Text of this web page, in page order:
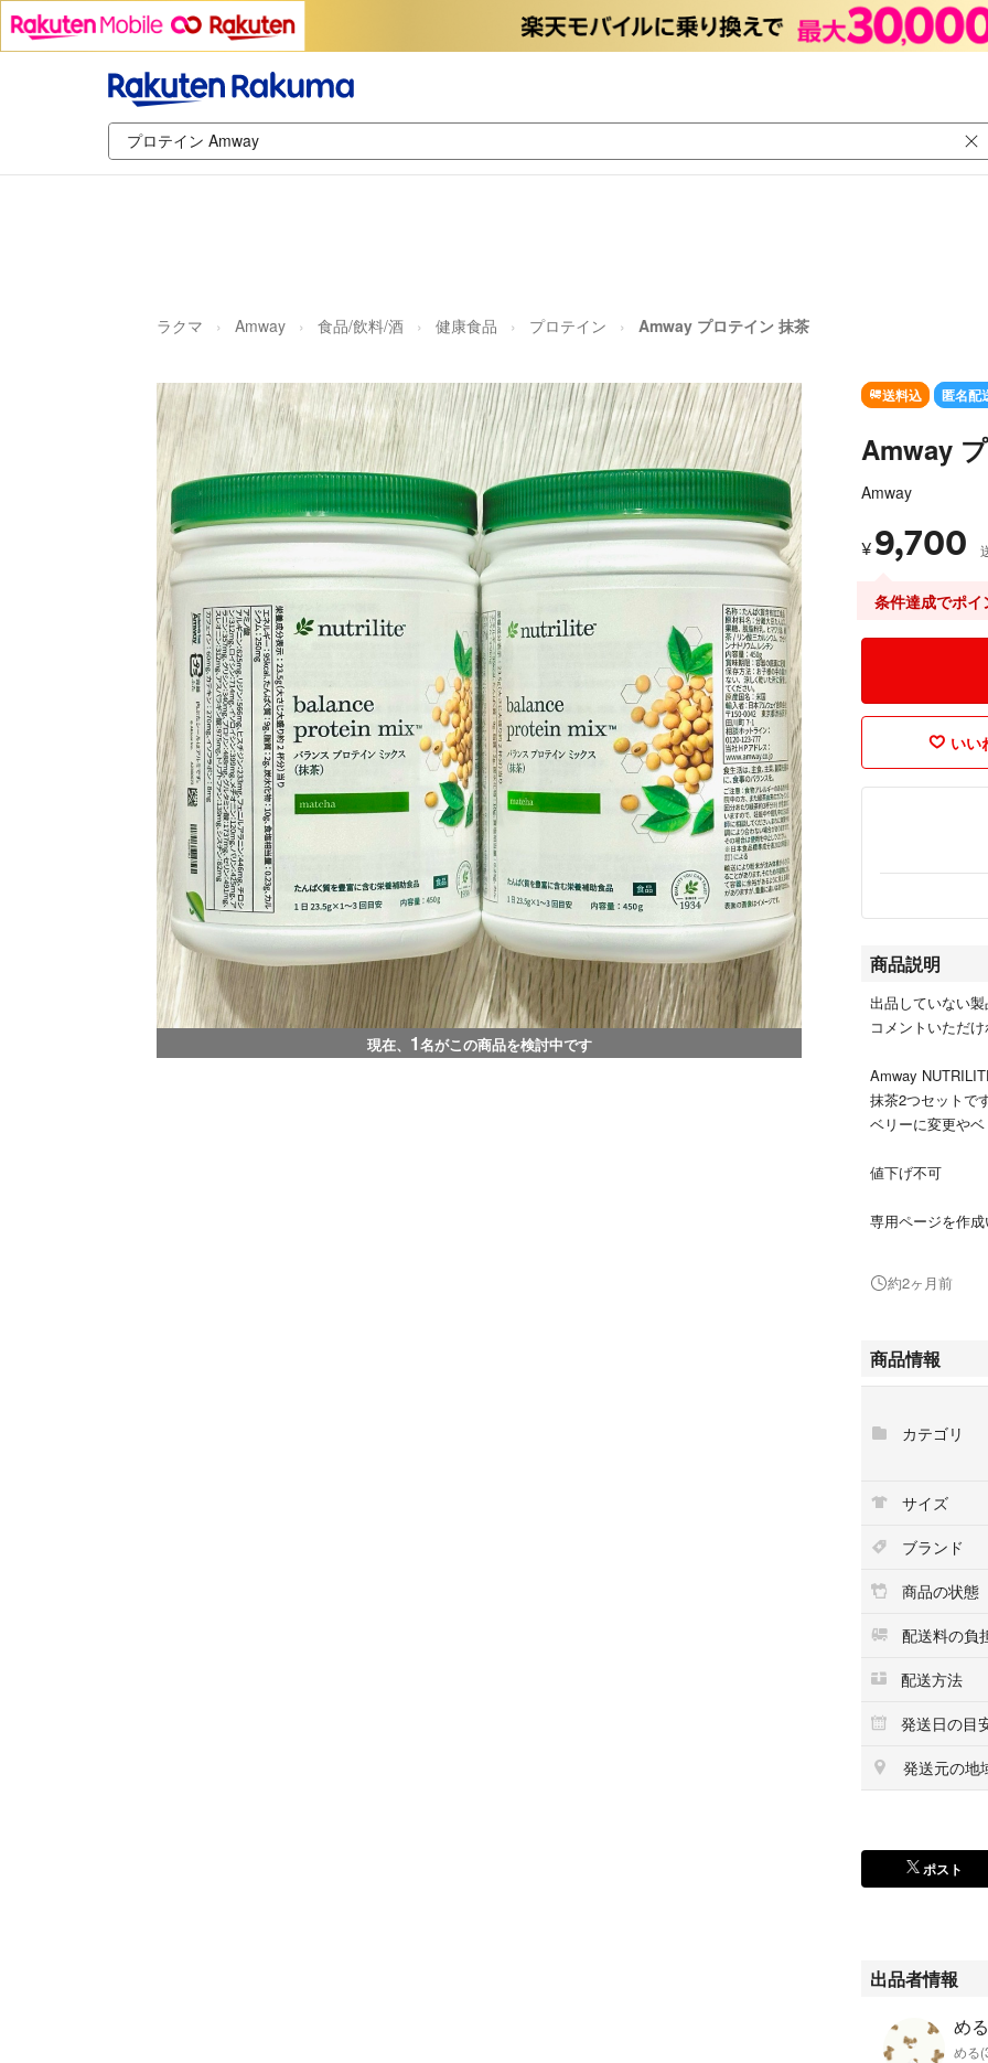
ラクマ Amway 食品/飲料/酒 健康食品 プロテイン Amway プロテイン 抹茶
現在、 1名がこの商品を検討中です
送料込 匿名配
Amway
Amway
¥ 9,700
条件達成でポイ
いい
商品説明
出品していない
コメントいただ
Amway
抹茶2つセットで
ベリーに変更や
値下げ不可
専用ページを作
約2ヶ月前
商品情報
カテゴリ
サイズ
ブランド
商品の状態
配送料の負
配送方法
発送日の目
発送元の地
ポスト
出品者情報
め
める